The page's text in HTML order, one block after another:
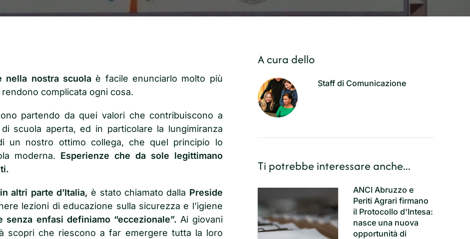
nella nostra scuolaè facile enunciarlo molto più
complicata ogni cosa.
partendo da quei valori che contribuiscono a
scuola aperta, ed in particolare la lungimiranza
un nostro ottimo collega, che quel principio lo
moderna. Esperienze che da sole legittimano
altri parte d’Italia, è stato chiamato dalla Preside
lezioni di educazione sulla sicurezza e l’igiene
senza enfasi definiamo “eccezionale”. Ai giovani
scopri che riescono a far emergere tutta la loro
A cura dello
Staff di Comunicazione
Ti potrebbe interessare anche...
ANCI Abruzzo e
Periti Agrari firmano
il Protocollo d'Intesa:
nasce una nuova
opportunità di